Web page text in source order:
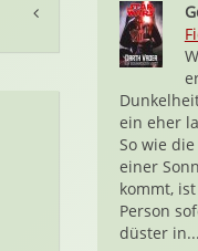
ein eher
So wie
einer
kommt,
Person
düster in...